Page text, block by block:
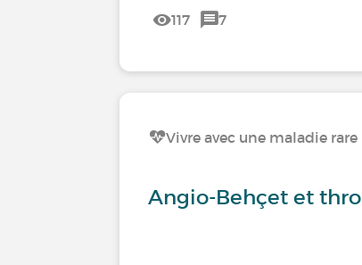
117 7
Vivre avec une maladie rare
Angio-Behçet et